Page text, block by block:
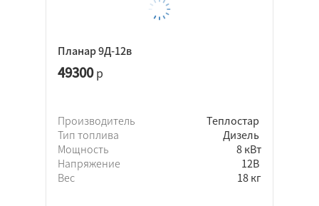
Планар 9Д-12в
49300р
Производитель
Теплостар
Тип топлива
Дизель
Мощность
8 кВт
Напряжение
12В
Вес
18 кг